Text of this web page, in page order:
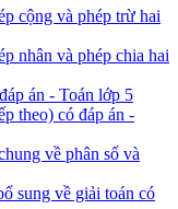
cộng và phép trừ hai
nhân và phép chia hai
án - Toán lớp 5
theo) có đáp án -
về phân số và
sung về giải toán có